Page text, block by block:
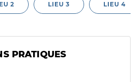
2 LIEU 3 LIEU 4
PRATIQUES